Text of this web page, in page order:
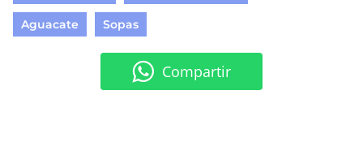
Aguacate Sopas
Compartir